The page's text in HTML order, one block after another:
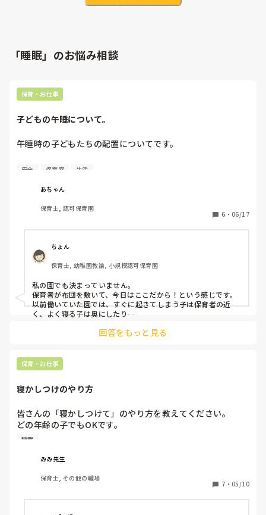
「睡眠」のお悩み相談
保育・お仕事
子どもの午睡について。
午睡時の子どもたちの配置についてです。
子どもたちが寝る場所は決めていますか？
今の園は全く決まっていません。
だ」と言う子がいます。
私的には定位置が落ち着くんじゃないかなと思っているの
で、ソワソワしてしまう子や、家庭環境などで情緒が落ち着
かない子などには、いつもと同じ場所にコットを敷きそこで
寝られるようにしています。
みなさんの園はどうでしょうか？
安全 保育室 生活
あちゃん
保育士, 認可保育園
6 ・ 06/17
ちょん
保育士, 幼稚園教諭, 小規模認可保育園
私の園でも決まっていません。
保育者が布団を敷いて、今日はここだから！という感じです。
以前働いていた園では、すぐに起きてしまう子は保育者の近
く、よく寝る子は奥にしたり
回答をもっと見る
保育・お仕事
寝かしつけのやり方
皆さんの「寝かしつけて」のやり方を教えてください。
どの年齢の子でもOKです。
難しい子へ寝かせ方を教えてほしいです。
対象年齢児と、「寝かしつけて」の方法を明記してもらえる
睡眠
みみ先生
保育士, その他の職場
7 ・ 05/10